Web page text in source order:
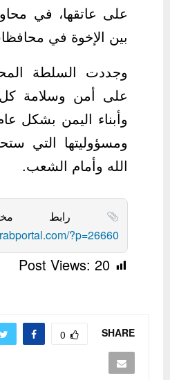
على عاتقها، في
بين الإخوة في
وجددت السلطة
على أمن وسلامة كل
وأبناء اليمن بشكل
ومسؤوليتها التي
الله وأمام الشعب.
رابط
?p=26660
Post Views: 20
SHARE
0